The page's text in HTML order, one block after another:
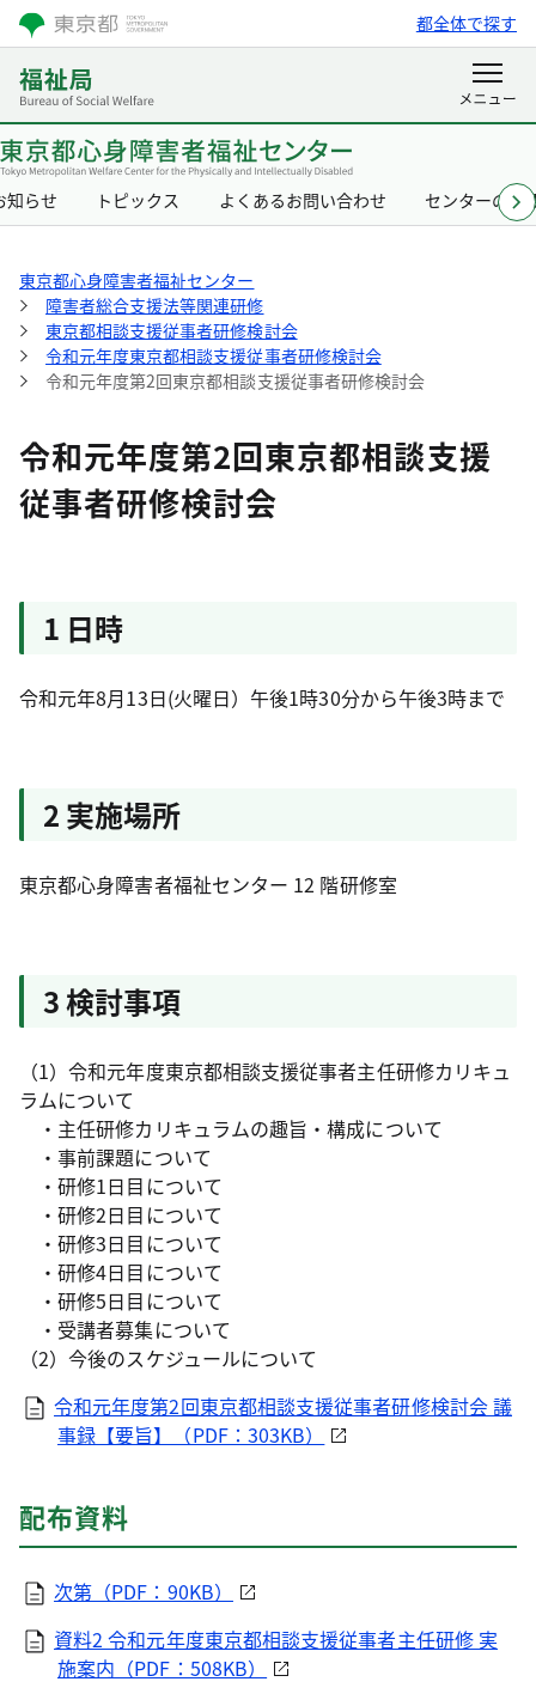
都全体で探す
知らせ トピックス よくあるお問い合わせ センターの概
東京都心身障害者福祉センター
障害者総合支援法等関連研修
東京都相談支援従事者研修検討会
令和元年度東京都相談支援従事者研修検討会
令和元年度第2回東京都相談支援従事者研修検討会
令和元年度第2回東京都相談支援
従事者研修検討会
1 日時
令和元年8月13日(火曜日）午後1時30分から午後3時まで
2 実施場所
東京都心身障害者福祉センター 12 階研修室
3 検討事項
（1）令和元年度東京都相談支援従事者主任研修カリキュ
ラムについて
・主任研修カリキュラムの趣旨・構成について
・事前課題について
・研修1日目について
・研修2日目について
・研修3日目について
・研修4日目について
・研修5日目について
・受講者募集について
（2）今後のスケジュールについて
令和元年度第2回東京都相談支援従事者研修検討会 議
事録【要旨】（PDF：303KB）
配布資料
次第（PDF：90KB）
資料2 令和元年度東京都相談支援従事者主任研修 実
施案内（PDF：508KB）